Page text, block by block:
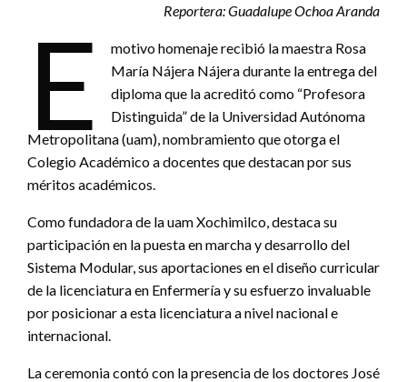
Reportera: Guadalupe Ochoa Aranda
E
motivo homenaje recibió la maestra Rosa
María Nájera Nájera durante la entrega del
diploma que la acreditó como “Profesora
Distinguida” de la Universidad Autónoma
Metropolitana (uam), nombramiento que otorga el
Colegio Académico a docentes que destacan por sus
méritos académicos.
Como fundadora de la uam Xochimilco, destaca su
participación en la puesta en marcha y desarrollo del
Sistema Modular, sus aportaciones en el diseño curricular
de la licenciatura en Enfermería y su esfuerzo invaluable
por posicionar a esta licenciatura a nivel nacional e
internacional.
La ceremonia contó con la presencia de los doctores José